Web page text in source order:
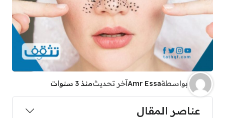
بواسطةAmr Essaآخر تحديثمنذ 3 سنوات
عناصر المقال